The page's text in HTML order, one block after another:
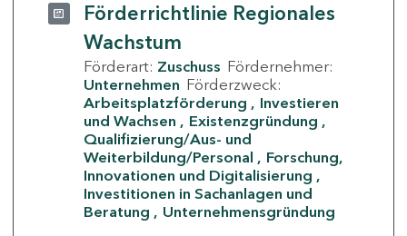
Förderrichtlinie Regionales
Wachstum
Förderart: Zuschuss Fördernehmer:
Unternehmen Förderzweck:
Arbeitsplatzförderung
Investieren
und Wachsen
Existenzgründung
Qualifizierung/Aus- und
Weiterbildung/Personal
Forschung,
Innovationen und Digitalisierung
Investitionen in Sachanlagen und
Beratung
Unternehmensgründung